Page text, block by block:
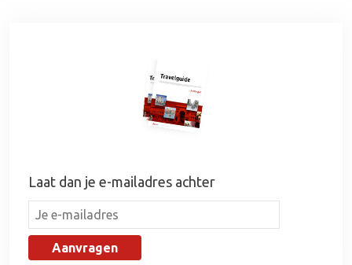
Laat dan je e-mailadres achter
Aanvragen